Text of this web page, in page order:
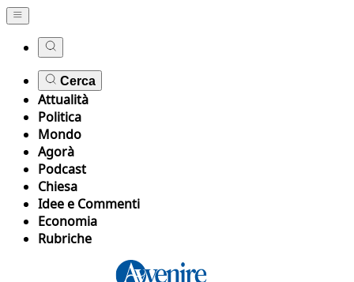
Cerca
Attualità
Politica
Mondo
Agorà
Podcast
Chiesa
Idee e Commenti
Economia
Rubriche